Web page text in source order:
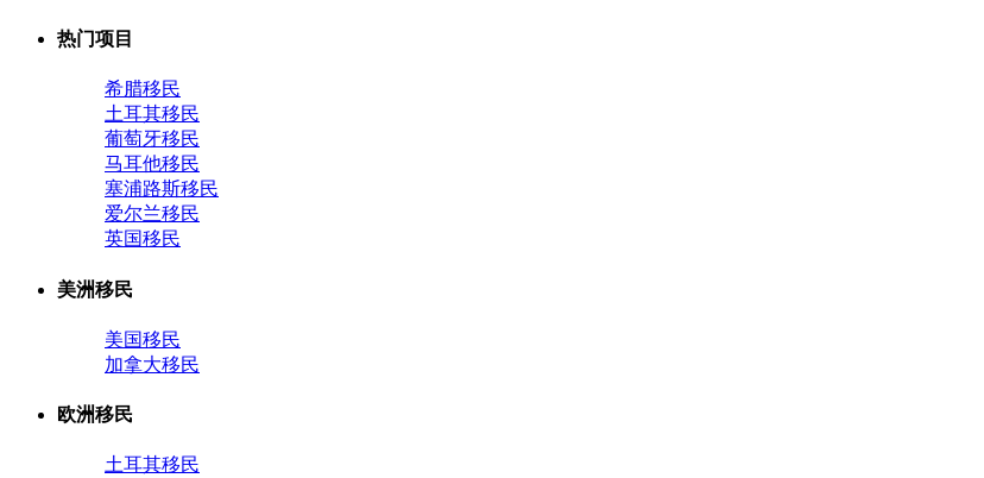
热门项目
希腊移民
土耳其移民
葡萄牙移民
马耳他移民
塞浦路斯移民
爱尔兰移民
英国移民
美洲移民
美国移民
加拿大移民
欧洲移民
土耳其移民